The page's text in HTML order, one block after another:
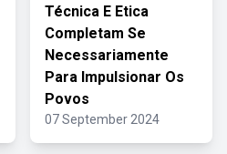
Técnica E Etica
Completam Se
Necessariamente
Para Impulsionar Os
Povos
07 September 2024